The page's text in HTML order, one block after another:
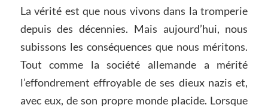
La vérité est que nous vivons dans la tromperie
depuis des décennies. Mais aujourd’hui, nous
subissons les conséquences que nous méritons.
Tout comme la société allemande a mérité
l’effondrement effroyable de ses dieux nazis et,
avec eux, de son propre monde placide. Lorsque